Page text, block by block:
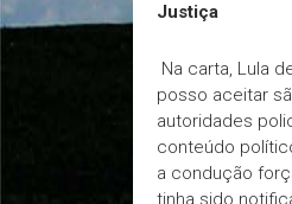
Justiça
Na carta, Lula
posso aceitar
autoridades
conteúdo
a condução
tinha sido